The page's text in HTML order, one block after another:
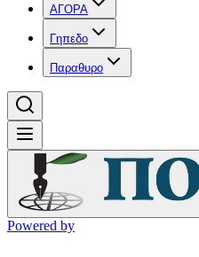
ΑΓΟΡΑ
Γηπεδο
Παραθυρο
Powered by